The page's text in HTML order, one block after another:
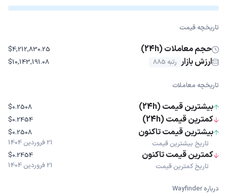
تاریخچه قیمت
حجم معاملات (24h) $4,212,830.25
ارزش بازار رتبه 885 $10,143,191.08
تاریخچه معاملات
بیشترین قیمت (24h) $0.2508
کمترین قیمت (24h) $0.2454
بیشترین قیمت تاکنون
تاریخ بیشترین قیمت
$0.2508
21 فروردین 1404
کمترین قیمت تاکنون
تاریخ کمترین قیمت
$0.2454
21 فروردین 1404
درباره Wayfinder